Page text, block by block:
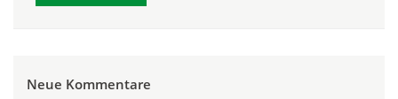
Neue Kommentare